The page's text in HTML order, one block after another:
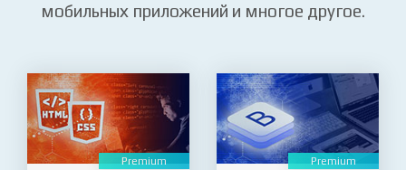
мобильных приложений и многое другое.
Premium
Premium